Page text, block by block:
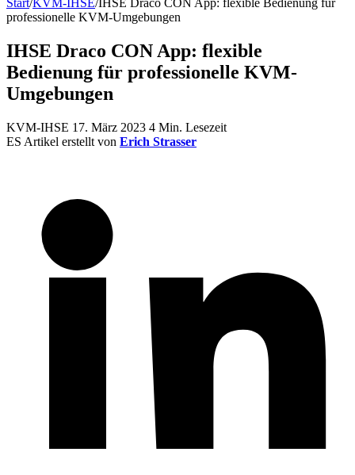
professionelle KVM-Umgebungen
IHSE Draco CON App: flexible
Bedienung für professionelle KVM-
Umgebungen
KVM-IHSE 17. März 2023 4 Min. Lesezeit
ES Artikel erstellt von Erich Strasser